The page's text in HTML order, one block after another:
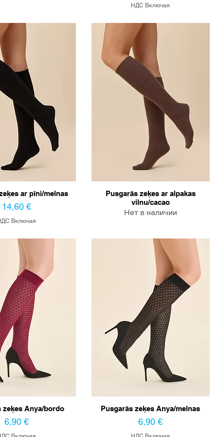
НДС Включая
ar pīni/melnas
Цена
14,60 €
Включая
Pusgarās zeķes ar alpakas
vilnu/cacao
Нет в наличии
zeķes Anya/bordo
Цена
6,90 €
Pusgarās zeķes Anya/melnas
Цена
6,90 €